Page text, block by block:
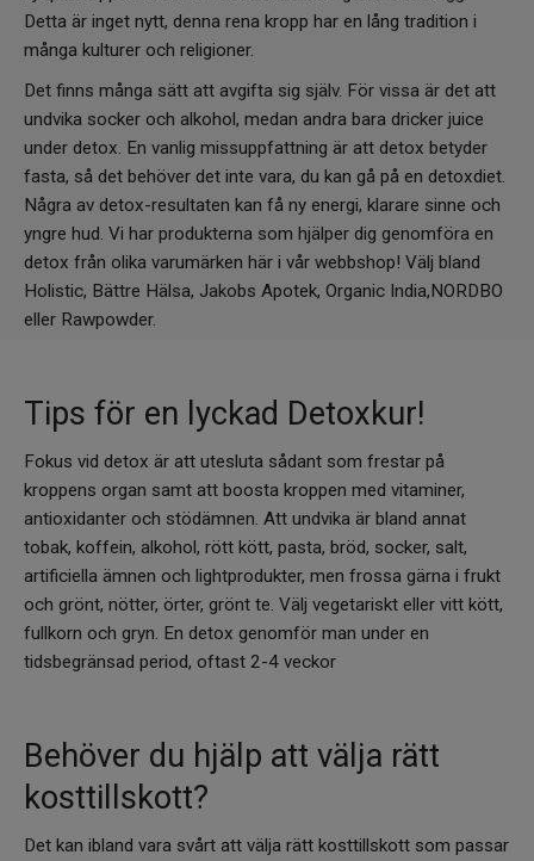
Detta är inget nytt, denna rena kropp har en lång tradition i
många kulturer och religioner.
Det finns många sätt att avgifta sig själv. För vissa är det att
undvika socker och alkohol, medan andra bara dricker juice
under detox. En vanlig missuppfattning är att detox betyder
fasta, så det behöver det inte vara, du kan gå på en detoxdiet.
Några av detox-resultaten kan få ny energi, klarare sinne och
yngre hud. Vi har produkterna som hjälper dig genomföra en
detox från olika varumärken här i vår webbshop! Välj bland
Holistic, Bättre Hälsa, Jakobs Apotek, Organic India,NORDBO
eller Rawpowder.
Tips för en lyckad Detoxkur!
Fokus vid detox är att utesluta sådant som frestar på
kroppens organ samt att boosta kroppen med vitaminer,
antioxidanter och stödämnen. Att undvika är bland annat
tobak, koffein, alkohol, rött kött, pasta, bröd, socker, salt,
artificiella ämnen och lightprodukter, men frossa gärna i frukt
och grönt, nötter, örter, grönt te. Välj vegetariskt eller vitt kött,
fullkorn och gryn. En detox genomför man under en
tidsbegränsad period, oftast 2-4 veckor
Behöver du hjälp att välja rätt
kosttillskott?
Det kan ibland vara svårt att välja rätt kosttillskott som passar